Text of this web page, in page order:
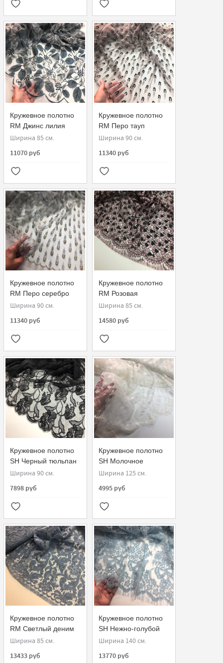
Кружевное полотно
RM Джинс лилия
901490-G
Ширина 85 см.
11070 руб
Кружевное полотно
RM Перо тауп
серебро малахит
Ширина 90 см.
11340 руб
Кружевное полотно
RM Перо серебро
золото 908010-G
Ширина 90 см.
11340 руб
Кружевное полотно
RM Розовая
эхинацея 970380-G
Ширина 85 см.
14580 руб
Кружевное полотно
SH Черный тюльпан
851813.22
Ширина 90 см.
7898 руб
Кружевное полотно
SH Молочное
115810-G
Ширина 125 см.
4995 руб
Кружевное полотно
RM Светлый деним
970110-G
Ширина 85 см.
13433 руб
Кружевное полотно
SH Нежно-голубой
N242
Ширина 140 см.
13770 руб